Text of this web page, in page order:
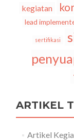
kegiatan
lead
sertifikasi
ARTIKEL
Artikel